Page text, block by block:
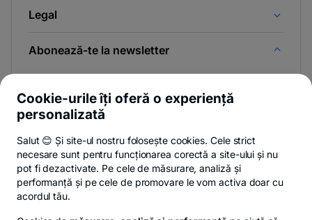
Legal
Abonează-te la newsletter
Poți renunța oricând,vezi detalii-
opens
in
a
.
Privacy Hub - opens in a new tab
Politica de confidențialitate- opens in a new
Politica de cookies
Cookie-urile îți oferă o experiență
personalizată
Salut 😊 Și site-ul nostru folosește cookies. Cele strict
necesare sunt pentru funcționarea corectă a site-ului și nu
pot fi dezactivate. Pe cele de măsurare, analiză și
performanță și pe cele de promovare le vom activa doar cu
acordul tău.